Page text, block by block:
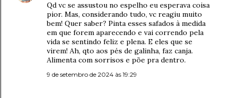
Qd vc se assustou no espelho eu esperava coisa
pior. Mas, considerando tudo, vc reagiu muito
bem! Quer saber? Pinta esses safados à medida
em que forem aparecendo e vai correndo pela
vida se sentindo feliz e plena. E eles que se
virem! Ah, qto aos pés de galinha, faz canja.
Alimenta com sorrisos e põe pra dentro.
9 de setembro de 2024 às 19:29